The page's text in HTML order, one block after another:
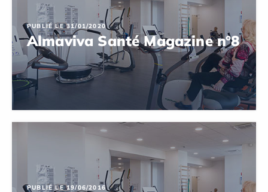
PUBLIÉ LE 31/01/2020
Almaviva Santé Magazine n°8
PUBLIÉ LE 19/06/2016